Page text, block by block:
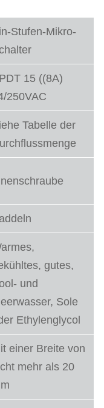
Stufen-Mikro-
15 ((8A)
250VAC
Tabelle der
gutes,
und
Sole
Ethylenglycol
einer Breite von
mehr als 20